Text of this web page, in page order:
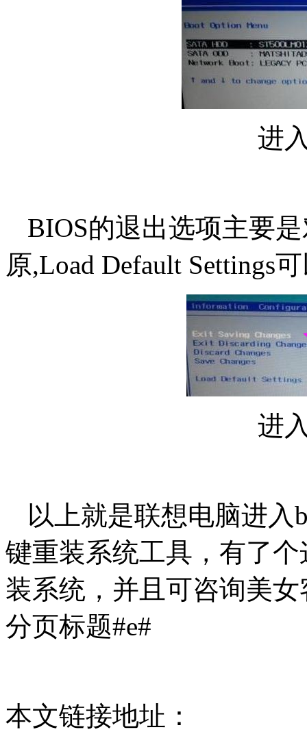
进
BIOS的退出选项主要
原,Load Default Settings
进
以上就是联想电脑进入
键重装系统工具，有了
装系统，并且可咨询美
分页标题#e#
本文链接地址：